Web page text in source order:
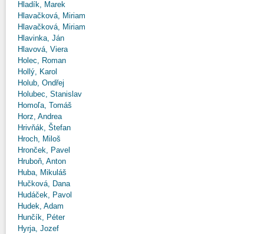
Hladík, Marek
Hlavačková, Miriam
Hlavačková, Miriam
Hlavinka, Ján
Hlavová, Viera
Holec, Roman
Hollý, Karol
Holub, Ondřej
Holubec, Stanislav
Homoľa, Tomáš
Horz, Andrea
Hrivňák, Štefan
Hroch, Miloš
Hronček, Pavel
Hruboň, Anton
Huba, Mikuláš
Hučková, Dana
Hudáček, Pavol
Hudek, Adam
Hunčík, Péter
Hyrja, Jozef